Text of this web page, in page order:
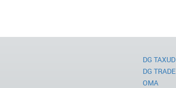
DG TAXUD
DG TRADE
OMA